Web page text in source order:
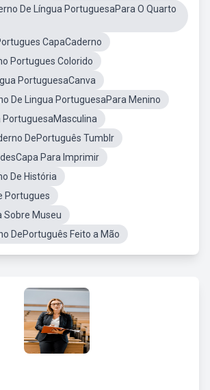
De Língua PortuguesaPara O Quarto
CapaCaderno
Portugues Colorido
PortuguesaCanva
De Lingua PortuguesaPara Menino
PortuguesaMasculina
DePortuguês Tumblr
Para Imprimir
De História
Portugues
Sobre Museu
DePortuguês Feito a Mão